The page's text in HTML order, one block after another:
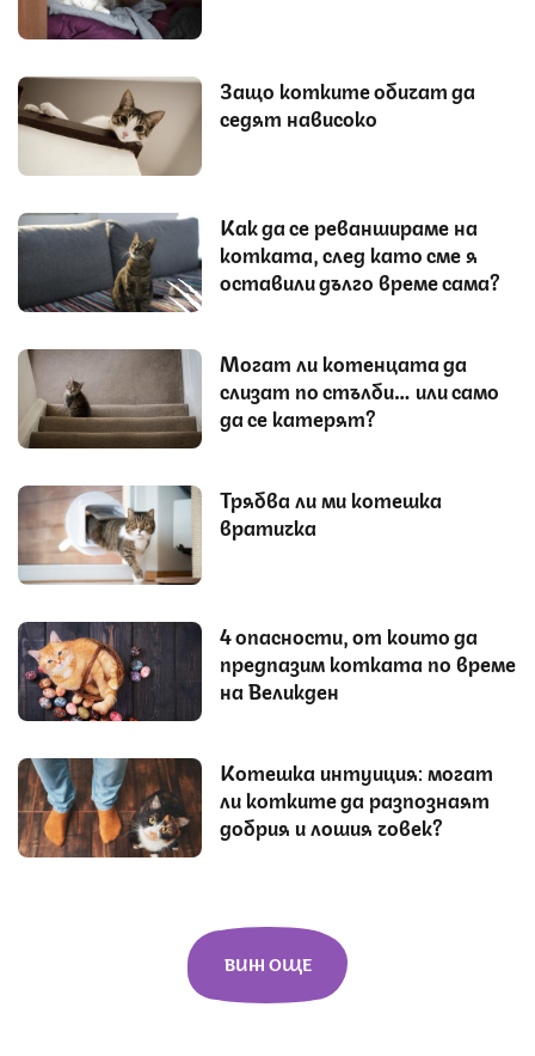
Защо котките обичат да
седят нависоко
Как да се реваншираме на
котката, след като сме я
оставили дълго време сама?
Могат ли котенцата да
слизат по стълби… или само
да се катерят?
Трябва ли ми котешка
вратичка
4 опасности, от които да
предпазим котката по време
на Великден
Котешка интуиция: могат
ли котките да разпознаят
добрия и лошия човек?
ВИЖ ОЩЕ